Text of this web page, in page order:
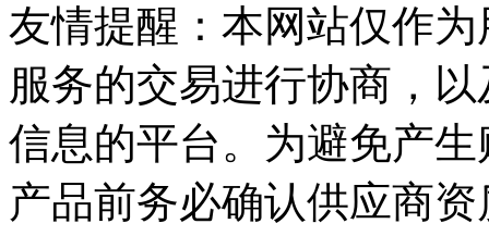
友情提醒：本网站仅作
服务的交易进行协商，
信息的平台。为避免产
产品前务必确认供应商